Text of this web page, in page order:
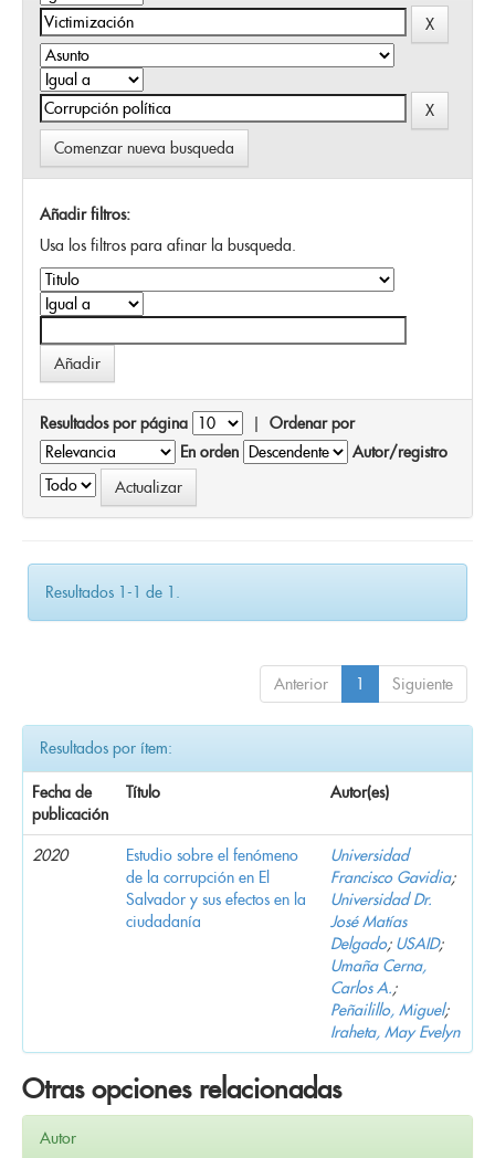
Comenzar nueva busqueda
Añadir filtros:
Usa los filtros para afinar la busqueda.
Resultados por página | Ordenar por
En orden
Autor/registro
Resultados 1-1 de 1.
Anterior 1 Siguiente
Resultados por ítem:
Fecha de
publicación
Título Autor(es)
2020
Estudio sobre el fenómeno
de la corrupción en El
Salvador y sus efectos en la
ciudadanía
Universidad
Francisco Gavidia;
Universidad Dr.
José Matías
Delgado; USAID;
Umaña Cerna,
Carlos A.;
Peñailillo, Miguel;
Iraheta, May Evelyn
Otras opciones relacionadas
Autor